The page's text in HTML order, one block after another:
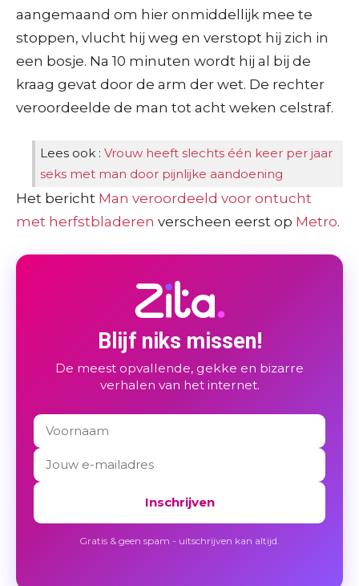
aangemaand om hier onmiddellijk mee te
stoppen, vlucht hij weg en verstopt hij zich in
een bosje. Na 10 minuten wordt hij al bij de
kraag gevat door de arm der wet. De rechter
veroordeelde de man tot acht weken celstraf.
Lees ook : Vrouw heeft slechts één keer per jaar
seks met man door pijnlijke aandoening
Het bericht Man veroordeeld voor ontucht
met herfstbladeren verscheen eerst op Metro.
Blijf niks missen!
De meest opvallende, gekke en bizarre
verhalen van het internet.
Inschrijven
Gratis & geen spam - uitschrijven kan altijd.